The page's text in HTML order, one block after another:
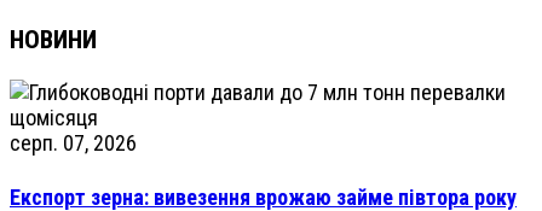
НОВИНИ
серп. 07, 2026
Експорт зерна: вивезення врожаю займе півтора року